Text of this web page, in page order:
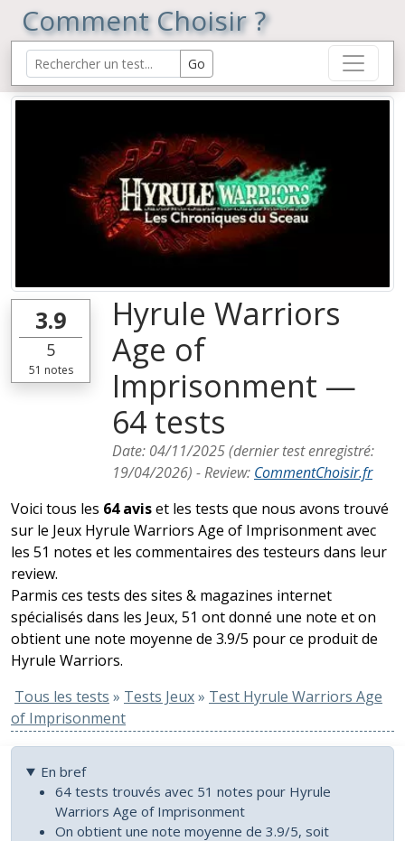
Comment Choisir ?
3.9
5
51 notes
Hyrule Warriors
Age of
Imprisonment —
64 tests
Date: 04/11/2025(dernier test enregistré:
19/04/2026) -Review: CommentChoisir.fr
Voici tous les 64 aviset les tests que nous avons trouvé
sur le Jeux Hyrule Warriors Age of Imprisonment avec
les 51 notes et les commentaires des testeurs dans leur
review.
Parmis ces tests des sites & magazines internet
spécialisés dans les Jeux, 51 ont donné une note et on
obtient une note moyenne de 3.9/5 pour ce produit de
Hyrule Warriors.
Tous les tests » Tests Jeux» Test Hyrule Warriors Age
of Imprisonment
En bref
64 tests trouvés avec 51 notes pour Hyrule
Warriors Age of Imprisonment
On obtient une note moyenne de 3.9/5, soit